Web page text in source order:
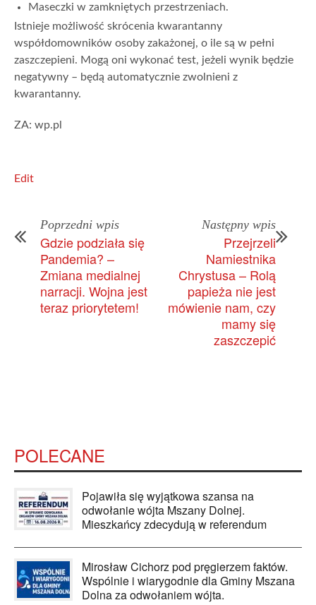
Maseczki w zamkniętych przestrzeniach.
Istnieje możliwość skrócenia kwarantanny
współdomowników osoby zakażonej, o ile są w pełni
zaszczepieni. Mogą oni wykonać test, jeżeli wynik będzie
negatywny – będą automatycznie zwolnieni z
kwarantanny.
ZA: wp.pl
Edit
Poprzedni wpis
Gdzie podziała się
Pandemia? –
Zmiana medialnej
narracji. Wojna jest
teraz priorytetem!
Następny wpis
Przejrzeli
Namiestnika
Chrystusa – Rolą
papieża nie jest
mówienie nam, czy
mamy się
zaszczepić
POLECANE
Pojawiła się wyjątkowa szansa na
odwołanie wójta Mszany Dolnej.
Mieszkańcy zdecydują w referendum
Mirosław Cichorz pod pręgierzem faktów.
Wspólnie i wiarygodnie dla Gminy Mszana
Dolna za odwołaniem wójta.